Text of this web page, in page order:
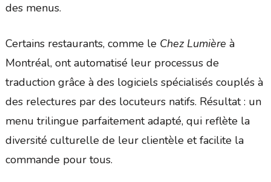
des menus.
Certains restaurants, comme le Chez Lumière à
Montréal, ont automatisé leur processus de
traduction grâce à des logiciels spécialisés couplés à
des relectures par des locuteurs natifs. Résultat : un
menu trilingue parfaitement adapté, qui reflète la
diversité culturelle de leur clientèle et facilite la
commande pour tous.